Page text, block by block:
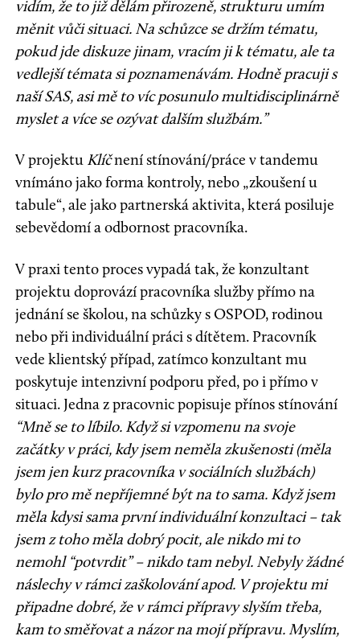
vidím, že to již dělám přirozeně, strukturu umím
měnit vůči situaci. Na schůzce se držím tématu,
pokud jde diskuze jinam, vracím ji k tématu, ale ta
vedlejší témata si poznamenávám. Hodně pracuji s
naší SAS, asi mě to víc posunulo multidisciplinárně
myslet a více se ozývat dalším službám.”
V projektu Klíčnení stínování/práce v tandemu
vnímáno jako forma kontroly, nebo „zkoušení u
tabule“, ale jako partnerská aktivita, která posiluje
sebevědomí a odbornost pracovníka.
V praxi tento proces vypadá tak, že konzultant
projektu doprovází pracovníka služby přímo na
jednání se školou, na schůzky s OSPOD, rodinou
nebo při individuální práci s dítětem. Pracovník
vede klientský případ, zatímco konzultant mu
poskytuje intenzivní podporu před, po i přímo v
situaci. Jedna z pracovnic popisuje přínos stínování
“Mně se to líbilo. Když si vzpomenu na svoje
začátky v práci, kdy jsem neměla zkušenosti (měla
jsem jen kurz pracovníka v sociálních službách)
bylo pro mě nepříjemné být na to sama. Když jsem
měla kdysi sama první individuální konzultaci – tak
jsem z toho měla dobrý pocit, ale nikdo mi to
nemohl “potvrdit” – nikdo tam nebyl. Nebyly žádné
náslechy v rámci zaškolování apod. V projektu mi
připadne dobré, že v rámci přípravy slyším třeba,
kam to směřovat a názor na mojí přípravu. Myslím,